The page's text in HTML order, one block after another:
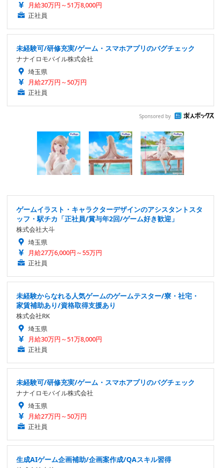
月給30万円～51万8,000円
正社員
未経験可/研修充実/ゲーム・スマホアプリのバグチェック
ナナイロモバイル株式会社
埼玉県
月給27万円～50万円
正社員
Sponsored by
ゲームイラスト・キャラクターデザインのアシスタントスタ
ッフ・駅チカ「正社員/賞与年2回/ゲーム好き歓迎」
株式会社大斗
埼玉県
月給27万6,000円～55万円
正社員
未経験からなれる人気ゲームのゲームテスター/寮・社宅・
家賃補助あり/資格取得支援あり
株式会社RK
埼玉県
月給30万円～51万8,000円
正社員
未経験可/研修充実/ゲーム・スマホアプリのバグチェック
ナナイロモバイル株式会社
埼玉県
月給27万円～50万円
正社員
生成AIゲーム企画補助/企画案作成/QAスキル習得